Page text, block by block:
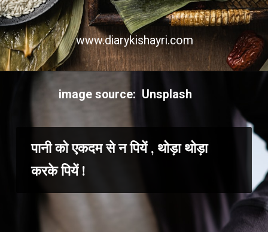
www.diarykishayri.com
पानी को एकदम से न पियें , थोड़ा थोड़ा
करके पियें !
image source: Unsplash